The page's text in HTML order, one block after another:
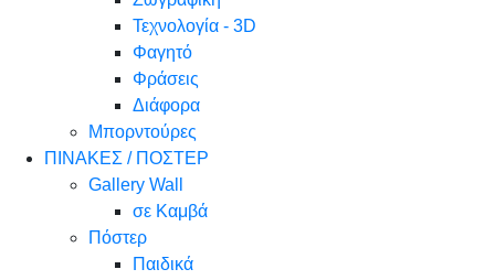
Τεχνολογία - 3D
Φαγητό
Φράσεις
Διάφορα
Μπορντούρες
ΠΙΝΑΚΕΣ / ΠΟΣΤΕΡ
Gallery Wall
σε Καμβά
Πόστερ
Παιδικά